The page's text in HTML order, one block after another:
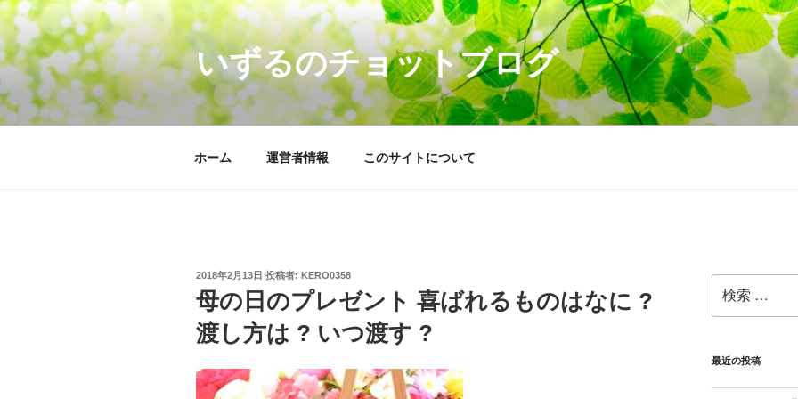
コ
テ
ン
ツ
へ
いずるのチョットブログ
ホーム 運営者情報 このサイトについて
投
稿
日:
2018年2月13日 投稿者: KERO0358
母の日のプレゼント 喜ばれるものはなに ?
渡し方は ? いつ渡す ?
索:
最近の投稿